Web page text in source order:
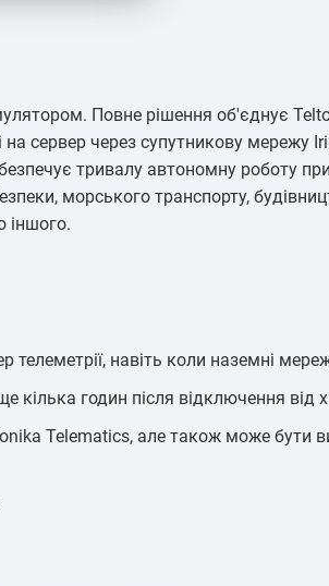
Повне рішення об'єднує
сервер через супутникову мережу
тривалу автономну роботу
морського транспорту,
іншого.
навіть коли наземні
кілька годин після відключення від
Telematics, але також може бути